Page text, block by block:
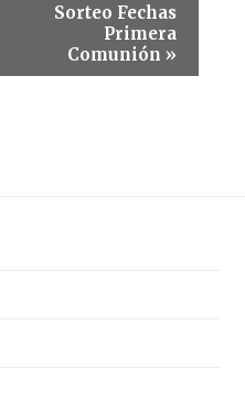
Sorteo Fechas
Primera
Comunión »